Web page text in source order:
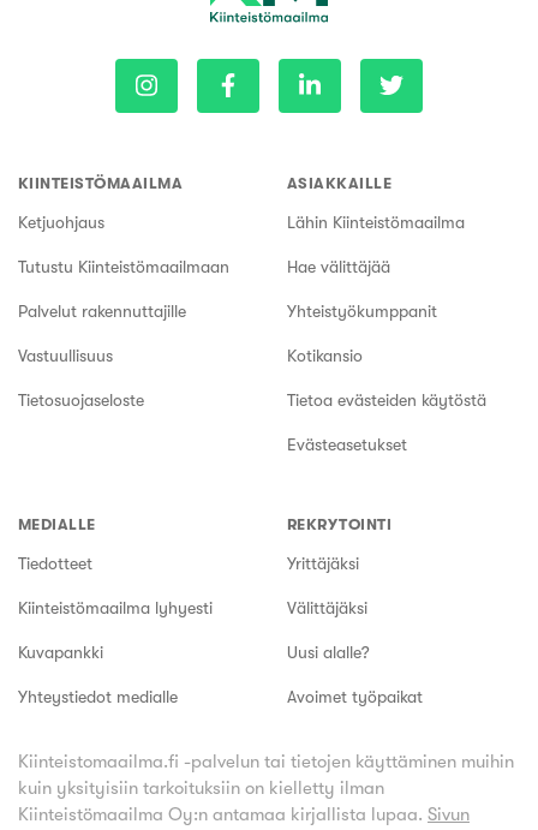
KIINTEISTÖMAAILMA
Ketjuohjaus
Tutustu Kiinteistömaailmaan
Palvelut rakennuttajille
Vastuullisuus
Tietosuojaseloste
ASIAKKAILLE
Lähin Kiinteistömaailma
Hae välittäjää
Yhteistyökumppanit
Kotikansio
Tietoa evästeiden käytöstä
Evästeasetukset
MEDIALLE
Tiedotteet
Kiinteistömaailma lyhyesti
Kuvapankki
Yhteystiedot medialle
REKRYTOINTI
Yrittäjäksi
Välittäjäksi
Uusi alalle?
Avoimet työpaikat
Kiinteistomaailma.fi -palvelun tai tietojen käyttäminen muihin
kuin yksityisiin tarkoituksiin on kielletty ilman
Kiinteistömaailma Oy:n antamaa kirjallista lupaa. Sivun